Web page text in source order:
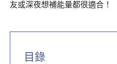
友或深夜想補能量都很適合！
目錄